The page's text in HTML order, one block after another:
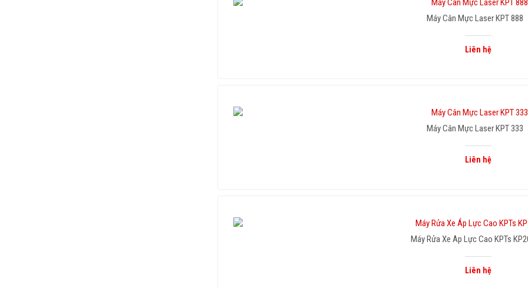
Máy Cân Mực Laser KPT 888
Liên hệ
Máy Cân Mực Laser KPT 333
Liên hệ
Máy Rửa Xe Áp Lực Cao KPTs
Liên hệ